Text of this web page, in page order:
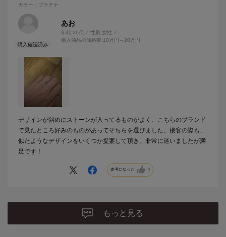
デザインと着け心地が決め手になり、この指輪にしました。
サイズも悩みましたが、何度もつけ比べ、担当の方のアドバイスを元
に決めました。購入してから２ヶ月ほど経ちますが、本当に良い指輪
に出会えたなと心から思っています。
アフターメンテナンス充実しているので安心して毎日つけることがで
きています。
デザインはもちろんですが、指輪選びの際の担当の方の言葉遣い、お
心遣いが本当に温かく、素晴らしいものでした。
カラー：プラチナ
あお
年代:20代 性別:女性
購入商品の価格帯:10万円～20万円
デザインが斜めにストーンが入ってるものがよく、こちらのブランド
で見たところ好みのものがあってそちらを選びました。接客の際も、
似たようなデザインをいくつか提案して頂き、非常に迷いましたが満
足です！
参考になった 0
もっと見る